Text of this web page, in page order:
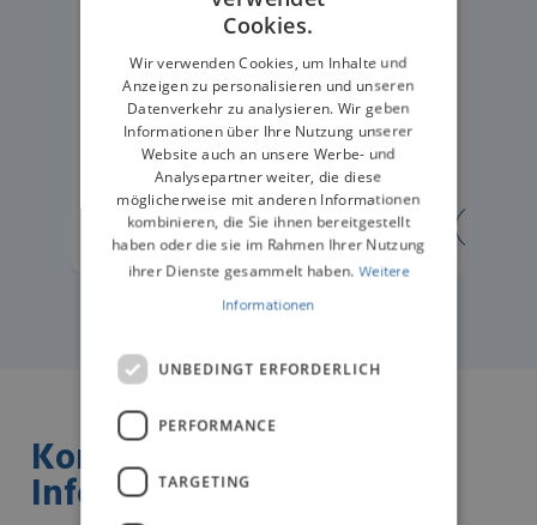
ERFAHREN SIE MEHR
Kontaktieren Sie uns für
Informationen
Cookies.
Wir verwenden Cookies, um Inhalte und
Anzeigen zu personalisieren und unseren
Datenverkehr zu analysieren. Wir geben
Informationen über Ihre Nutzung unserer
Website auch an unsere Werbe- und
Analysepartner weiter, die diese
möglicherweise mit anderen Informationen
kombinieren, die Sie ihnen bereitgestellt
haben oder die sie im Rahmen Ihrer Nutzung
ihrer Dienste gesammelt haben. Weitere
Informationen
UNBEDINGT ERFORDERLICH
PERFORMANCE
TARGETING